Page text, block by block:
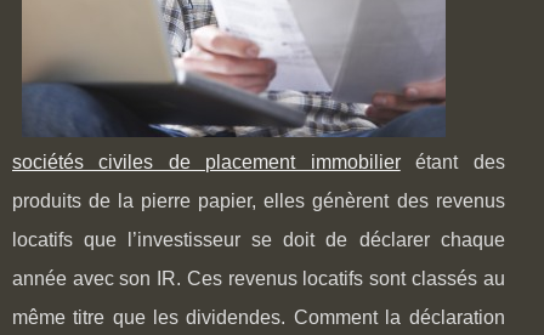
sociétés civiles de placement immobilierétant des
produits de la pierre papier, elles génèrent des revenus
locatifs que l’investisseur se doit de déclarer chaque
année avec son IR. Ces revenus locatifs sont classés au
même titre que les dividendes. Comment la déclaration